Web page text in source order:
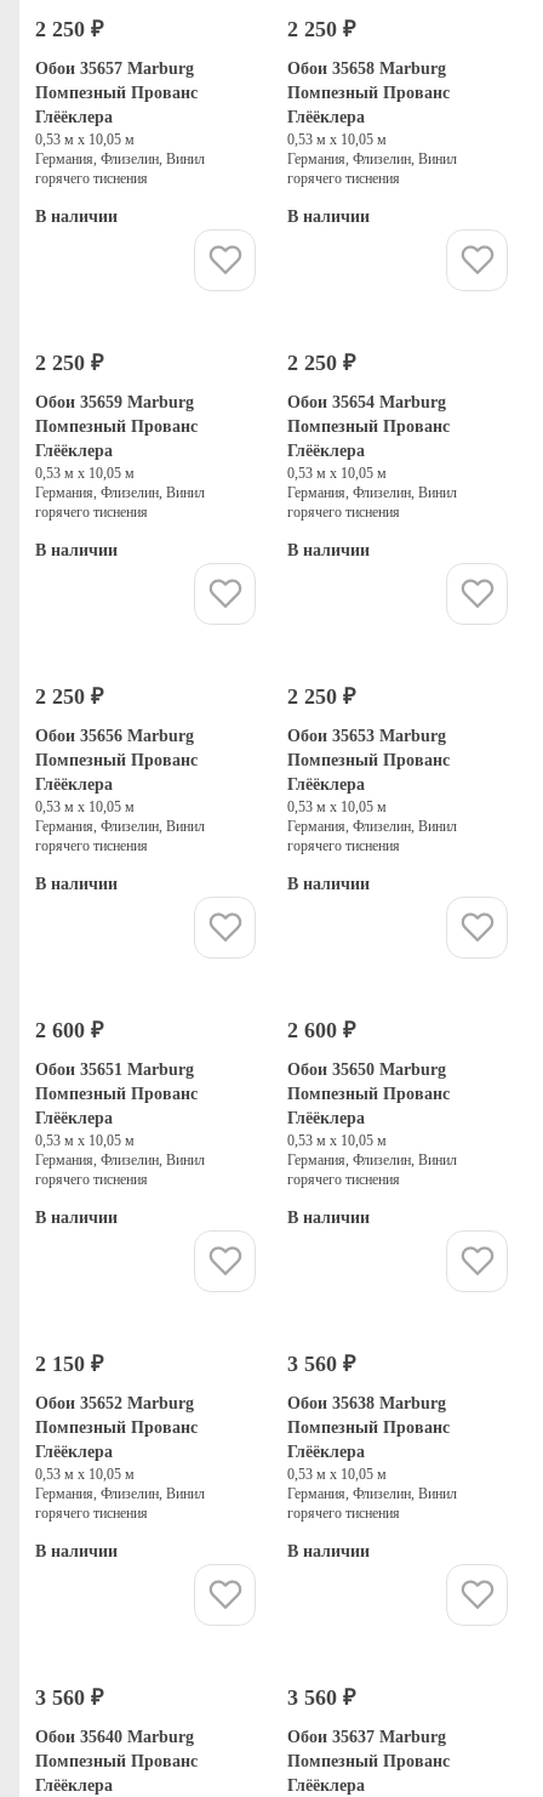
2 250 ₽
Обои 35657 Marburg
Помпезный Прованс
Глёёклера
0,53 м х 10,05 м
Германия, Флизелин, Винил
горячего тиснения
В наличии
2 250 ₽
Обои 35658 Marburg
Помпезный Прованс
Глёёклера
0,53 м х 10,05 м
Германия, Флизелин, Винил
горячего тиснения
В наличии
2 250 ₽
Обои 35659 Marburg
Помпезный Прованс
Глёёклера
0,53 м х 10,05 м
Германия, Флизелин, Винил
горячего тиснения
В наличии
2 250 ₽
Обои 35654 Marburg
Помпезный Прованс
Глёёклера
0,53 м х 10,05 м
Германия, Флизелин, Винил
горячего тиснения
В наличии
2 250 ₽
Обои 35656 Marburg
Помпезный Прованс
Глёёклера
0,53 м х 10,05 м
Германия, Флизелин, Винил
горячего тиснения
В наличии
2 250 ₽
Обои 35653 Marburg
Помпезный Прованс
Глёёклера
0,53 м х 10,05 м
Германия, Флизелин, Винил
горячего тиснения
В наличии
2 600 ₽
Обои 35651 Marburg
Помпезный Прованс
Глёёклера
0,53 м х 10,05 м
Германия, Флизелин, Винил
горячего тиснения
В наличии
2 600 ₽
Обои 35650 Marburg
Помпезный Прованс
Глёёклера
0,53 м х 10,05 м
Германия, Флизелин, Винил
горячего тиснения
В наличии
2 150 ₽
Обои 35652 Marburg
Помпезный Прованс
Глёёклера
0,53 м х 10,05 м
Германия, Флизелин, Винил
горячего тиснения
В наличии
3 560 ₽
Обои 35638 Marburg
Помпезный Прованс
Глёёклера
0,53 м х 10,05 м
Германия, Флизелин, Винил
горячего тиснения
В наличии
3 560 ₽
Обои 35640 Marburg
Помпезный Прованс
Глёёклера
3 560 ₽
Обои 35637 Marburg
Помпезный Прованс
Глёёклера